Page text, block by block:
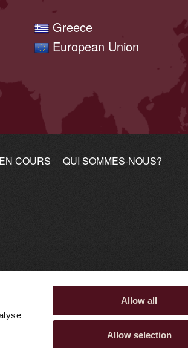
Allow all
Allow selection
Greece
European Union
COURS
QUI SOMMES-NOUS?